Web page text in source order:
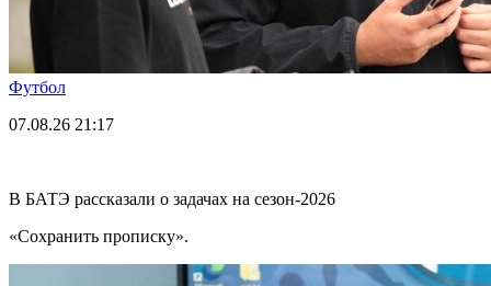
Футбол
07.08.26 21:17
В БАТЭ рассказали о задачах на сезон-2026
«Сохранить прописку».